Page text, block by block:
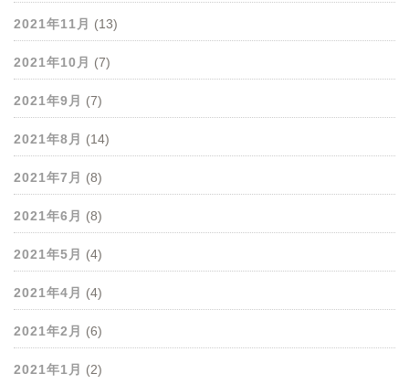
2021年11月 (13)
2021年10月 (7)
2021年9月 (7)
2021年8月 (14)
2021年7月 (8)
2021年6月 (8)
2021年5月 (4)
2021年4月 (4)
2021年2月 (6)
2021年1月 (2)